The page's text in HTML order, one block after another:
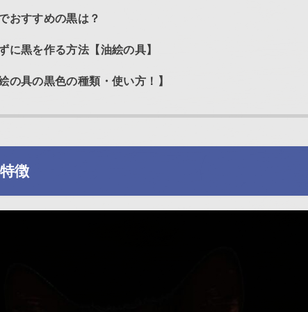
おすすめの黒は？
に黒を作る方法【油絵の具】
の具の黒色の種類・使い方！】
徴